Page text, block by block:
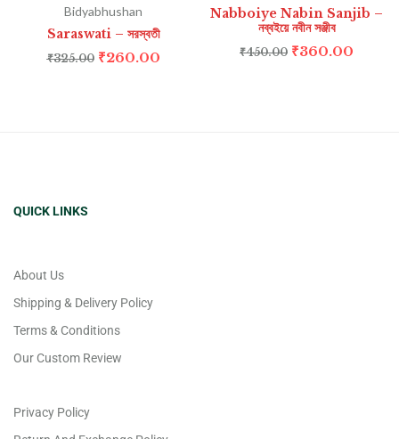
Bidyabhushan
Saraswati – সরস্বতী
₹325.00 ₹260.00
Nabboiye Nabin Sanjib –
নব্বইয়ে নবীন সঞ্জীব
₹450.00 ₹360.00
QUICK LINKS
About Us
Shipping & Delivery Policy
Terms & Conditions
Our Custom Review
Privacy Policy